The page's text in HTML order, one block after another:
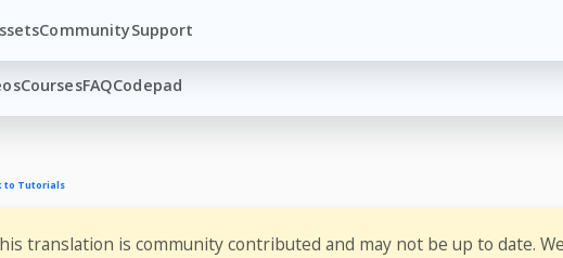
CommunitySupport
CoursesFAQCodepad
to Tutorials
translation is community contributed and may not be up to date.